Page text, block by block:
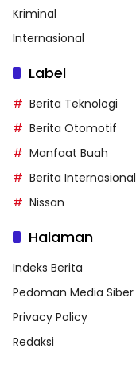
Kriminal
Internasional
Label
Berita Teknologi
Berita Otomotif
Manfaat Buah
Berita Internasional
Nissan
Halaman
Indeks Berita
Pedoman Media Siber
Privacy Policy
Redaksi